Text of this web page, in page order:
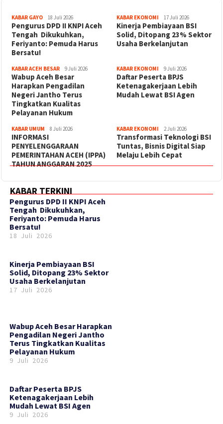
KABAR GAYO 18 Juli 2026
‎Pengurus DPD II KNPI Aceh
Tengah Dikukuhkan,
Feriyanto: Pemuda Harus
Bersatu!
KABAR EKONOMI 17 Juli 2026
Kinerja Pembiayaan BSI
Solid, Ditopang 23% Sektor
Usaha Berkelanjutan
KABAR ACEH BESAR 9 Juli 2026
Wabup Aceh Besar
Harapkan Pengadilan
Negeri Jantho Terus
Tingkatkan Kualitas
Pelayanan Hukum
KABAR EKONOMI 9 Juli 2026
Daftar Peserta BPJS
Ketenagakerjaan Lebih
Mudah Lewat BSI Agen
KABAR UMUM 8 Juli 2026
INFORMASI
PENYELENGGARAAN
PEMERINTAHAN ACEH (IPPA)
TAHUN ANGGARAN 2025
KABAR EKONOMI 2 Juli 2026
Transformasi Teknologi BSI
Tuntas, Bisnis Digital Siap
Melaju Lebih Cepat
KABAR TERKINI
‎Pengurus DPD II KNPI Aceh
Tengah Dikukuhkan,
Feriyanto: Pemuda Harus
Bersatu!
18 Juli 2026
Kinerja Pembiayaan BSI
Solid, Ditopang 23% Sektor
Usaha Berkelanjutan
17 Juli 2026
Wabup Aceh Besar Harapkan
Pengadilan Negeri Jantho
Terus Tingkatkan Kualitas
Pelayanan Hukum
9 Juli 2026
Daftar Peserta BPJS
Ketenagakerjaan Lebih
Mudah Lewat BSI Agen
9 Juli 2026